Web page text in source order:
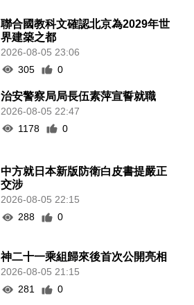
聯合國教科文確認北京為2029年世
界建築之都
2026-08-05 23:06
305
0
治安警察局局長伍素萍宣誓就職
2026-08-05 22:47
1178
0
中方就日本新版防衛白皮書提嚴正
交涉
2026-08-05 22:15
288
0
神二十一乘組歸來後首次公開亮相
2026-08-05 21:15
281
0